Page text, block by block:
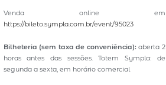
Venda online em
https://bileto.sympla.com.br/event/95023
Bilheteria (sem taxa de conveniência):aberta 2
horas antes das sessões. Totem Sympla: de
segunda a sexta, em horário comercial